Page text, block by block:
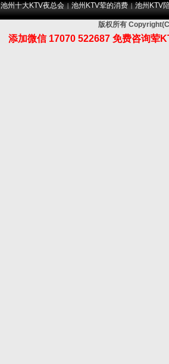
池州十大KTV夜总会 |池州KTV荤的消费 |池州KTV
版权所有
添加微信 17070 522687 免费咨询荤